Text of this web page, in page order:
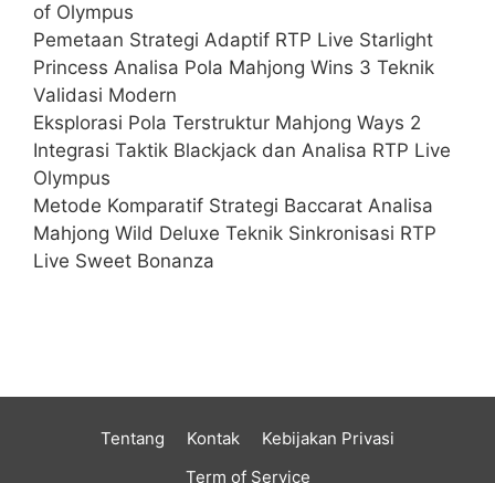
of Olympus
Pemetaan Strategi Adaptif RTP Live Starlight
Princess Analisa Pola Mahjong Wins 3 Teknik
Validasi Modern
Eksplorasi Pola Terstruktur Mahjong Ways 2
Integrasi Taktik Blackjack dan Analisa RTP Live
Olympus
Metode Komparatif Strategi Baccarat Analisa
Mahjong Wild Deluxe Teknik Sinkronisasi RTP
Live Sweet Bonanza
Tentang Kontak
Kebijakan Privasi
Term of Service